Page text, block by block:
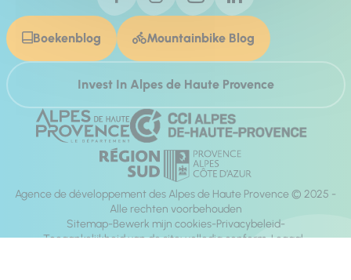
Boekenblog Mountainbike Blog
Invest In Alpes de Haute Provence
Agence de développement des Alpes de Haute Provence © 2025 -
Alle rechten voorbehouden
Sitemap Bewerk mijn cookies Privacybeleid
Toegankelijkheid van de site: volledig conform Legaal